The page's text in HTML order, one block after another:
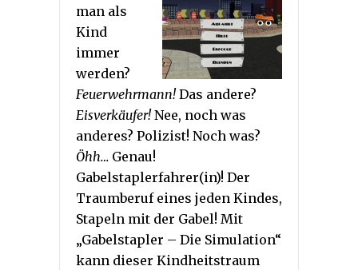
man als
Kind
immer
werden?
Feuerwehrmann! Das andere?
Eisverkäufer! Nee, noch was
anderes? Polizist! Noch was?
Öhh… Genau!
Gabelstaplerfahrer(in)! Der
Traumberuf eines jeden Kindes,
Stapeln mit der Gabel! Mit
„Gabelstapler – Die Simulation“
kann dieser Kindheitstraum